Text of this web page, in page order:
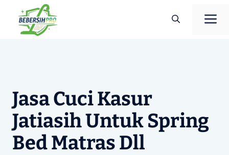
Langsung
Jasa Cuci Kasur
Jatiasih Untuk Spring
Bed Matras Dll